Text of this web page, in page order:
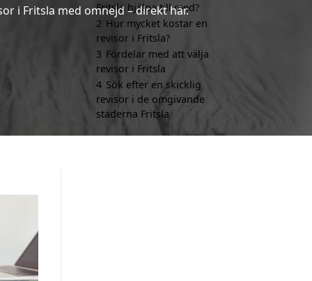
i Fritsla med omnejd – direkt här.
Fritsla hjälpa till med?
2 Hur mycket kostar en
revisor i Fritsla?
3 Fördelar med att välja
revisor i Fritsla
4 Sök efter en skicklig
revisor i de omgivande
städerna Fritsla